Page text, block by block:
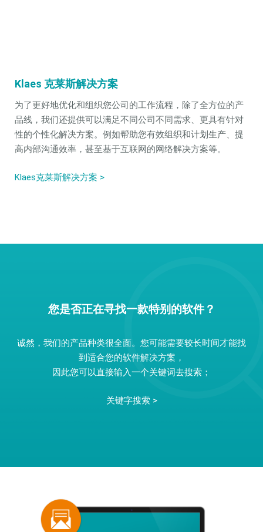
Klaes 克莱斯解决方案
为了更好地优化和组织您公司的工作流程，除了全方位的产
品线，我们还提供可以满足不同公司不同需求、更具有针对
性的个性化解决方案。例如帮助您有效组织和计划生产、提
高内部沟通效率，甚至基于互联网的网络解决方案等。
Klaes克莱斯解决方案 >
您是否正在寻找一款特别的软件？
诚然，我们的产品种类很全面。您可能需要较长时间才能找
到适合您的软件解决方案，
因此您可以直接输入一个关键词去搜索；
关键字搜索 >